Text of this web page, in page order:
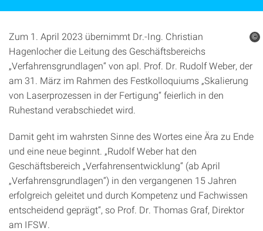
Zum 1. April 2023 übernimmt Dr.-Ing. Christian
Hagenlocher die Leitung des Geschäftsbereichs
„Verfahrensgrundlagen“ von apl. Prof. Dr. Rudolf Weber, der
am 31. März im Rahmen des Festkolloquiums „Skalierung
von Laserprozessen in der Fertigung“ feierlich in den
Ruhestand verabschiedet wird.
Damit geht im wahrsten Sinne des Wortes eine Ära zu Ende
und eine neue beginnt. „Rudolf Weber hat den
Geschäftsbereich „Verfahrensentwicklung“ (ab April
„Verfahrensgrundlagen“) in den vergangenen 15 Jahren
erfolgreich geleitet und durch Kompetenz und Fachwissen
entscheidend geprägt“, so Prof. Dr. Thomas Graf, Direktor
am IFSW.
©